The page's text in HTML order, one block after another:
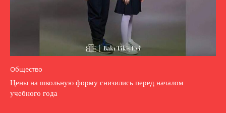
Общество
Цены на школьную форму снизились перед началом
учебного года